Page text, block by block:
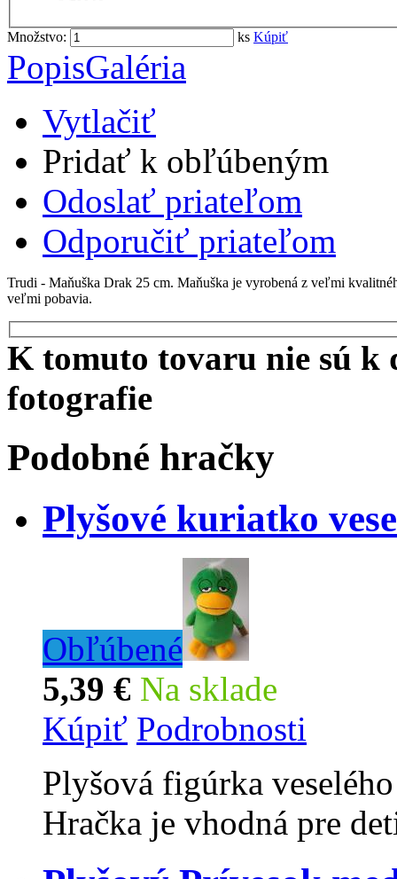
Množstvo: ks Kúpiť
PopisGaléria
Vytlačiť
Pridať k obľúbeným
Odoslať priateľom
Odporučiť priateľom
Trudi - Maňuška Drak 25 cm. Maňuška je vyrobená z veľmi
veľmi pobavia.
K tomuto tovaru nie sú k
fotografie
Podobné hračky
Plyšové kuriatko
Obľúbené
5,39 € Na sklade
Kúpiť Podrobnosti
Plyšová figúrka
Hračka je vhodná pre